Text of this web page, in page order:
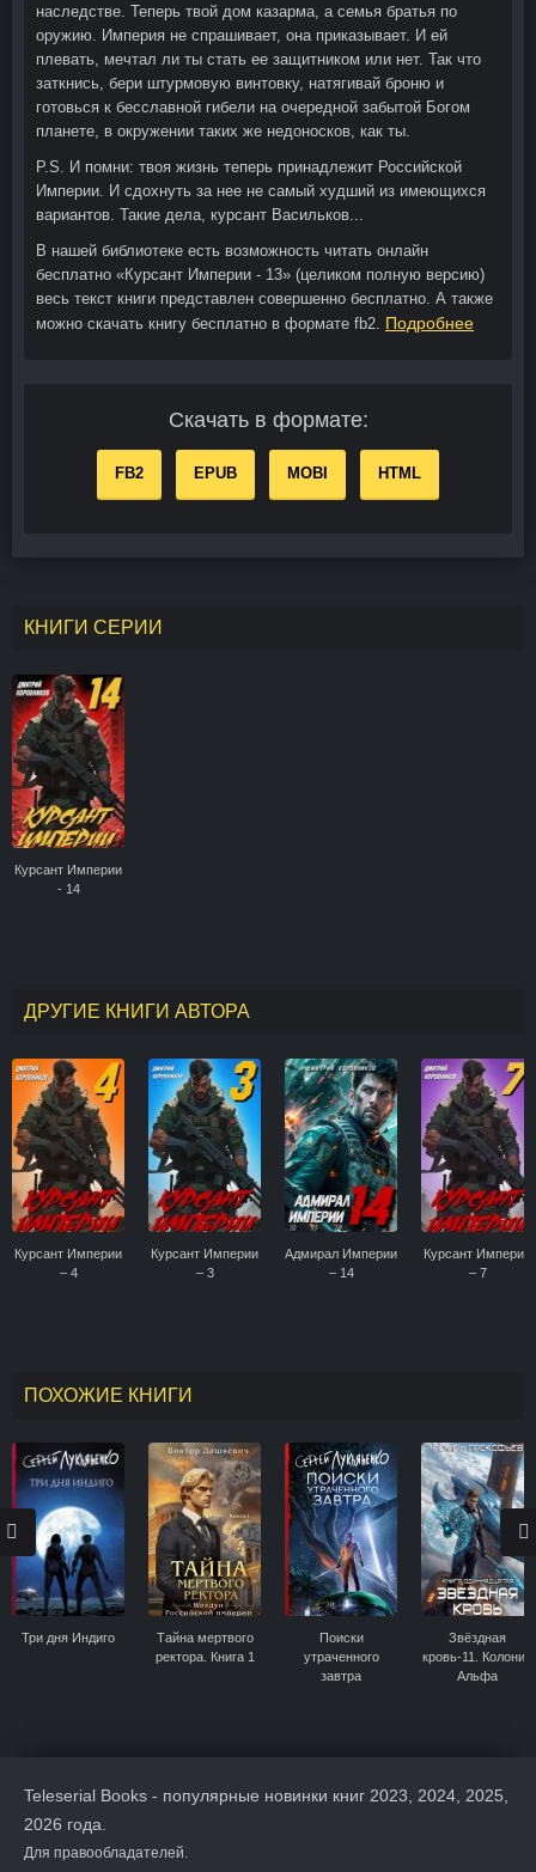
наследстве. Теперь твой дом казарма, а семья братья по
оружию. Империя не спрашивает, она приказывает. И ей
плевать, мечтал ли ты стать ее защитником или нет. Так что
заткнись, бери штурмовую винтовку, натягивай броню и
готовься к бесславной гибели на очередной забытой Богом
планете, в окружении таких же недоносков, как ты.
P.S. И помни: твоя жизнь теперь принадлежит Российской
Империи. И сдохнуть за нее не самый худший из имеющихся
вариантов. Такие дела, курсант Васильков...
В нашей библиотеке есть возможность читать онлайн
бесплатно «Курсант Империи - 13» (целиком полную версию)
весь текст книги представлен совершенно бесплатно. А также
можно скачать книгу бесплатно в формате fb2. Подробнее
Скачать в формате:
FB2 EPUB MOBI HTML
КНИГИ СЕРИИ
Курсант Империи
- 14
ДРУГИЕ КНИГИ АВТОРА
Курсант Империи
– 4
Курсант Империи
– 3
Адмирал Империи
– 14
Курсант Империи
– 7
ПОХОЖИЕ КНИГИ
Три дня Индиго
Тайна мертвого
ректора. Книга 1
Поиски
утраченного
завтра
Звёздная
кровь-11. Колония
Альфа
Teleserial Books - популярные новинки книг 2023, 2024, 2025,
2026 года.
Для правообладателей.